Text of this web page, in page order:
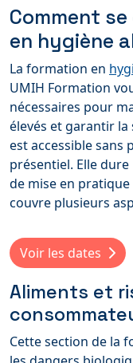
Comment
en hygiène
La formation en
UMIH Formation
nécessaires pour
élevés et garantir
est accessible sans
présentiel. Elle
de mise en
couvre plusieurs
Voir les dates
Aliments et
Cette section de la